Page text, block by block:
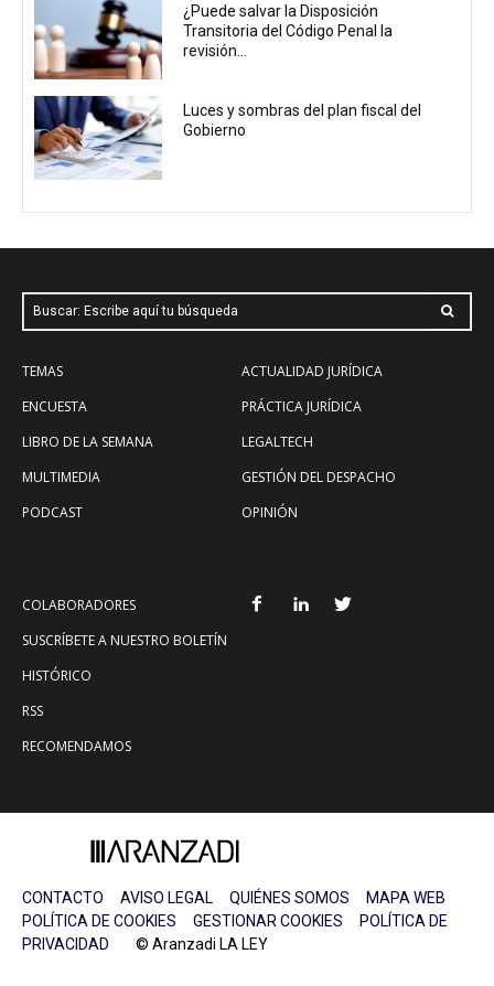
¿Puede salvar la Disposición
Transitoria del Código Penal la
revisión...
Luces y sombras del plan fiscal del
Gobierno
Buscar: Escribe aquí tu búsqueda
TEMAS
ENCUESTA
LIBRO DE LA SEMANA
MULTIMEDIA
PODCAST
ACTUALIDAD JURÍDICA
PRÁCTICA JURÍDICA
LEGALTECH
GESTIÓN DEL DESPACHO
OPINIÓN
COLABORADORES
SUSCRÍBETE A NUESTRO BOLETÍN
HISTÓRICO
RSS
RECOMENDAMOS
CONTACTO AVISO LEGAL QUIÉNES SOMOS
MAPA WEB
POLÍTICA DE COOKIES
GESTIONAR COOKIES
POLÍTICA DE
PRIVACIDAD © Aranzadi LA LEY